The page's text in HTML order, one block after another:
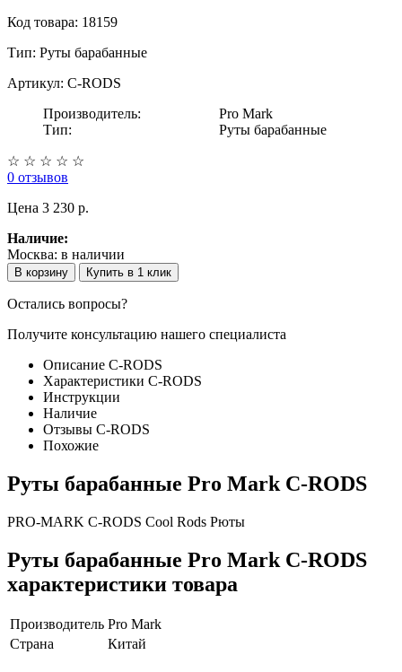
Код товара: 18159
Тип: Руты барабанные
Артикул: C-RODS
Производитель:
Pro Mark
Тип:
Руты барабанные
☆ ☆ ☆ ☆ ☆
0 отзывов
Цена 3 230 p.
Наличие:
Москва: в наличии
В корзину Купить в 1 клик
Остались вопросы?
Получите консультацию нашего специалиста
Описание C-RODS
Характеристики C-RODS
Инструкции
Наличие
Отзывы C-RODS
Похожие
Руты барабанные Pro Mark C-RODS
PRO-MARK C-RODS Cool Rods Рюты
Руты барабанные Pro Mark C-RODS
характеристики товара
Производитель Pro Mark
Страна
Китай